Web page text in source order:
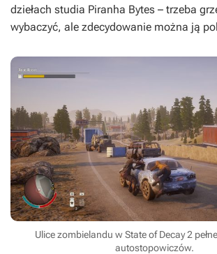
dziełach studia Piranha Bytes – trzeba
wybaczyć, ale zdecydowanie można ją
Ulice zombielandu w State of Decay 2
autostopowiczów.